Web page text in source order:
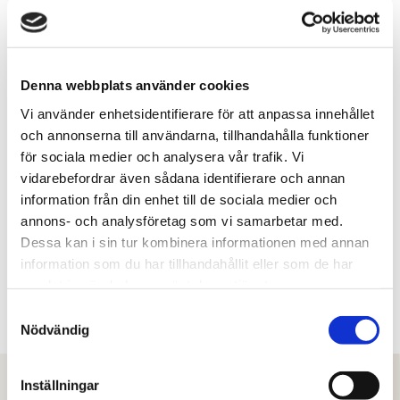
Denna webbplats använder cookies
Vi använder enhetsidentifierare för att anpassa innehållet
och annonserna till användarna, tillhandahålla funktioner
för sociala medier och analysera vår trafik. Vi
vidarebefordrar även sådana identifierare och annan
information från din enhet till de sociala medier och
annons- och analysföretag som vi samarbetar med.
Dessa kan i sin tur kombinera informationen med annan
information som du har tillhandahållit eller som de har
Nödvändig
Inställningar